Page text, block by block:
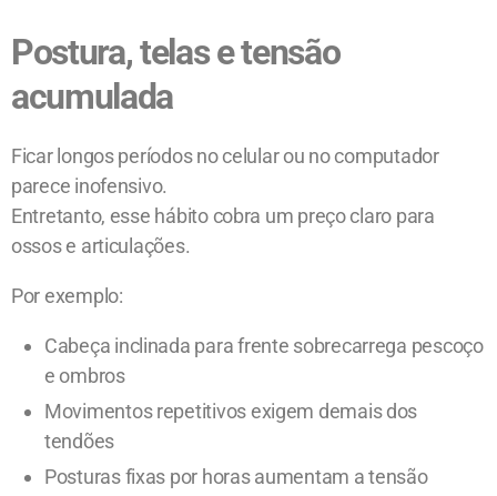
Postura, telas e tensão
acumulada
Ficar longos períodos no celular ou no computador
parece inofensivo.
Entretanto, esse hábito cobra um preço claro para
ossos e articulações.
Por exemplo:
Cabeça inclinada para frente sobrecarrega pescoço
e ombros
Movimentos repetitivos exigem demais dos
tendões
Posturas fixas por horas aumentam a tensão